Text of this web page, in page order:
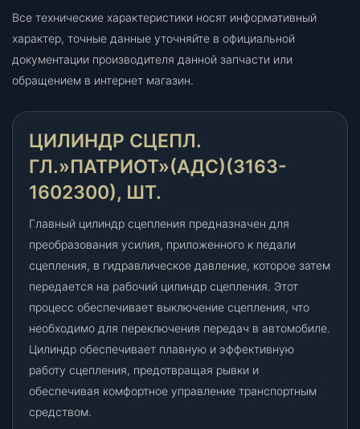
.
г
л
П
т
и
т
"
С
)
(
3
1
6
Все технические характеристики носят информативный
характер, точные данные уточняйте в официальной
документации производителя данной запчасти или
обращением в интернет магазин.
ЦИЛИНДР СЦЕПЛ.
ГЛ.»ПАТРИОТ»(АДС)(3163-
1602300), ШТ.
Главный цилиндр сцепления предназначен для
преобразования усилия, приложенного к педали
сцепления, в гидравлическое давление, которое затем
передается на рабочий цилиндр сцепления. Этот
процесс обеспечивает выключение сцепления, что
необходимо для переключения передач в автомобиле.
Цилиндр обеспечивает плавную и эффективную
работу сцепления, предотвращая рывки и
обеспечивая комфортное управление транспортным
средством.